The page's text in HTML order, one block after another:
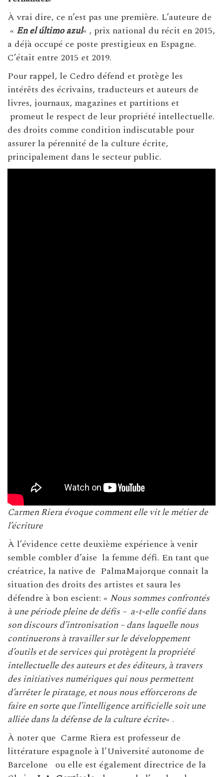
À vrai dire, ce n’est pas une première. L’auteure de
« En el último azul« , prix national du récit en 2015,
a déjà occupé ce poste prestigieux en Espagne.
C’était entre 2015 et 2019.
Pour rappel, le Cedro défend et protège les
intérêts des écrivains, traducteurs et auteurs de
livres, journaux, magazines et partitions et
promeut le respect de leur propriété intellectuelle.
des droits comme condition indiscutable pour
assurer la pérennité de la culture écrite,
principalement dans le secteur public.
Carmen Riera évoque comment elle vit le métier de
l’écriture
À l’évidence cette deuxième expérience à venir
semble combler d’aise la femme défi. En tant que
créatrice, la native de PalmaMajorque connait la
situation des droits des artistes et saura les
défendre à bon escient: « Nous sommes confrontés
à une période pleine de défis – a-t-elle confié dans
son discours d’intronisation – dans laquelle nous
continuerons à travailler sur le développement
d’outils et de services qui protègent la propriété
intellectuelle des auteurs et des éditeurs, à travers
des initiatives numériques qui nous permettent
d’arrêter le piratage, et nous nous efforcerons de
faire en sorte que l’intelligence artificielle soit une
alliée dans la défense de la culture écrite« .
À noter que Carme Riera est professeur de
littérature espagnole à l’Université autonome de
Barcelone ou elle est également directrice de la